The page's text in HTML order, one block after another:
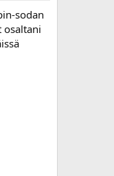
sodan
osaltani